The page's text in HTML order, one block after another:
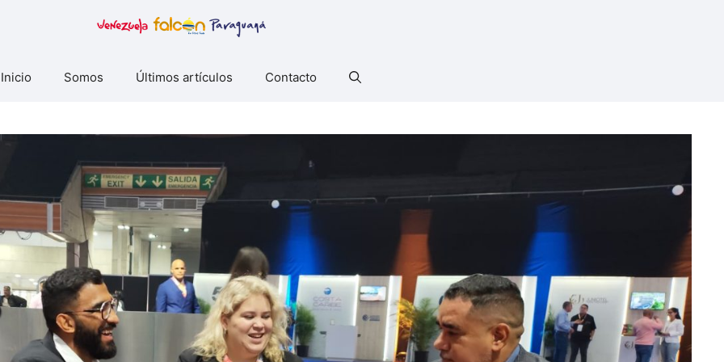
Inicio Somos Últimos artículos Contacto